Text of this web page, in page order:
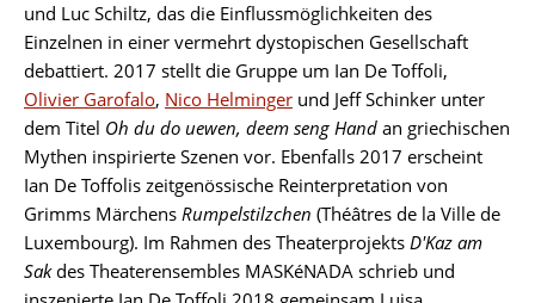
und Luc Schiltz, das die Einflussmöglichkeiten des
Einzelnen in einer vermehrt dystopischen Gesellschaft
debattiert. 2017 stellt die Gruppe um Ian De Toffoli,
Olivier Garofalo, Nico Helminger und Jeff Schinker unter
dem Titel Oh du do uewen, deem seng Hand an griechischen
Mythen inspirierte Szenen vor. Ebenfalls 2017 erscheint
Ian De Toffolis zeitgenössische Reinterpretation von
Grimms Märchens Rumpelstilzchen (Théâtres de la Ville de
Luxembourg). Im Rahmen des Theaterprojekts D'Kaz am
Sakdes Theaterensembles MASKéNADA schrieb und